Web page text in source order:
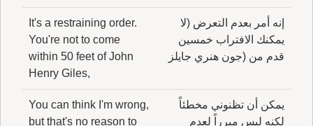
إنه أمر بعدم التعرض (لا
يمكنك الافتراب خمسين
قدم من (جون هنري جايلز
It's a restraining order.
You're not to come
within 50 feet of John
Henry Giles,
يمكن أن تظنوني مخطئاً
لكنه ليس مبرراً لعدم
You can think I'm wrong,
but that's no reason to